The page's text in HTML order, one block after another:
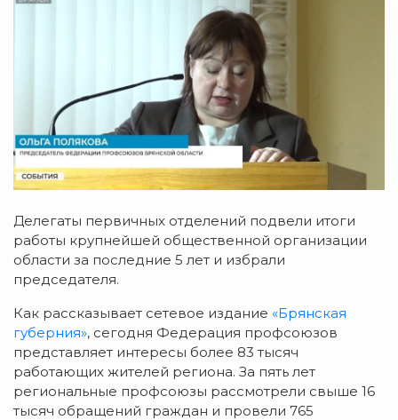
Делегаты первичных отделений подвели итоги
работы крупнейшей общественной организации
области за последние 5 лет и избрали
председателя.
Как рассказывает сетевое издание «Брянская
губерния», сегодня Федерация профсоюзов
представляет интересы более 83 тысяч
работающих жителей региона. За пять лет
региональные профсоюзы рассмотрели свыше 16
тысяч обращений граждан и провели 765